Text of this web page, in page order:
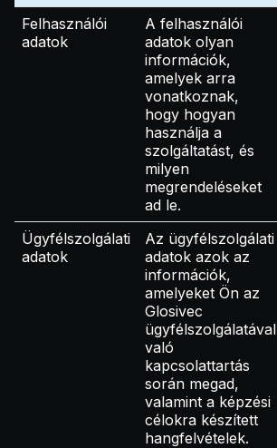
Felhasználói
adatok
A felhasználói
adatok olyan
információk,
amelyek arra
vonatkoznak,
hogy hogyan
használja a
szolgáltatást, és
milyen
megrendeléseket
ad le.
Ügyfélszolgálati
adatok
Az ügyfélszolgálati
adatok azok az
információk,
amelyeket Ön az
Glosivec
ügyfélszolgálatával
való
kapcsolattartás
során megad,
valamint a képzési
célokra készített
hangfelvételek.